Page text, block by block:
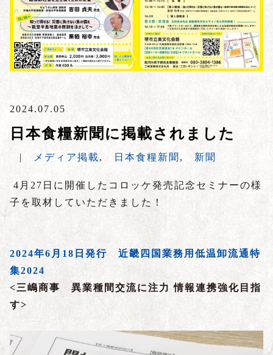
2024.07.05
日本食糧新聞に掲載されました
| メディア掲載, 日本食糧新聞 , 新聞
4月27日に開催したコロッケ発売記念セミナーの様
子を取材していただきました！
2024年6月18日発行 近畿四国業務用低温卸流通特
集2024
<三嶋商事 異業種間交流に注力 情報連携強化目指
す>